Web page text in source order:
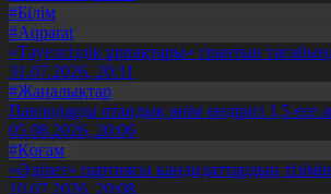
#Білім
#Aqparat
«Тәуелсіздік ұрпақтары» грантын
31.07.2026, 20:11
#Жаңалықтар
Павлодарда отандық өнім өндірісі 1,5 есе
05.08.2026, 20:06
#Қоғам
«Әділет» партиясы кандидаттардың тізімін
10.07.2026, 20:08